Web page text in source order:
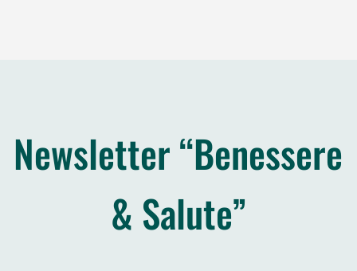
Newsletter “Benessere
& Salute”